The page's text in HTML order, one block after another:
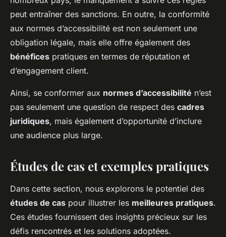
peut entraîner des sanctions. En outre, la conformité
aux normes d’accessibilité est non seulement une
obligation légale, mais elle offre également des
bénéfices pratiques en termes de réputation et
d’engagement client.
Ainsi, se conformer aux normes d’accessibilité n’est
pas seulement une question de respect des cadres
juridiques, mais également d’opportunité d’inclure
une audience plus large.
Études de cas et exemples pratiques
Dans cette section, nous explorons le potentiel des
études de cas pour illustrer les meilleures pratiques.
Ces études fournissent des insights précieux sur les
défis rencontrés et les solutions adoptées.